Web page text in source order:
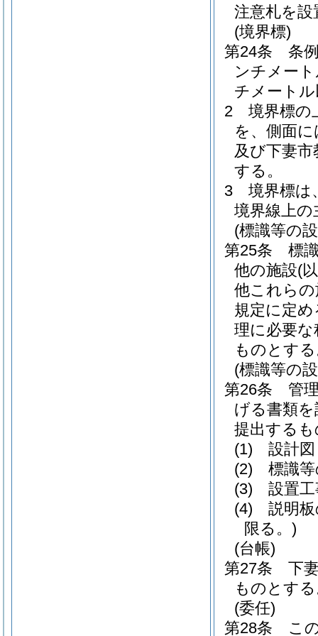
注意札を
(境界標)
第24条
条
ンチメー
チメート
2
境界標の
を、側面
及び下妻
する。
3
境界標は
境界線上
(標識等の
第25条
標
他の施設(
他これら
規定に定
理に必要
ものとす
(標識等の
第26条
管
げる書類
提出する
(1)
設計図
(2)
標識
(3)
設置
(4)
説明
限る。)
(台帳)
第27条
下
ものとす
(委任)
第28条
こ